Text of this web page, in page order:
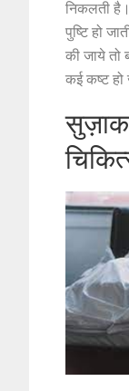
निकलती है।
पुष्टि हो
की जाये तो
कई कष्ट हो
सुज़ाक